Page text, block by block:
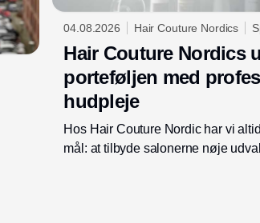
04.08.2026 Hair Couture Nordics
Hair Couture Nordics
porteføljen med
hudpleje
Hos Hair Couture Nordic har vi
mål: at tilbyde salonerne nøje